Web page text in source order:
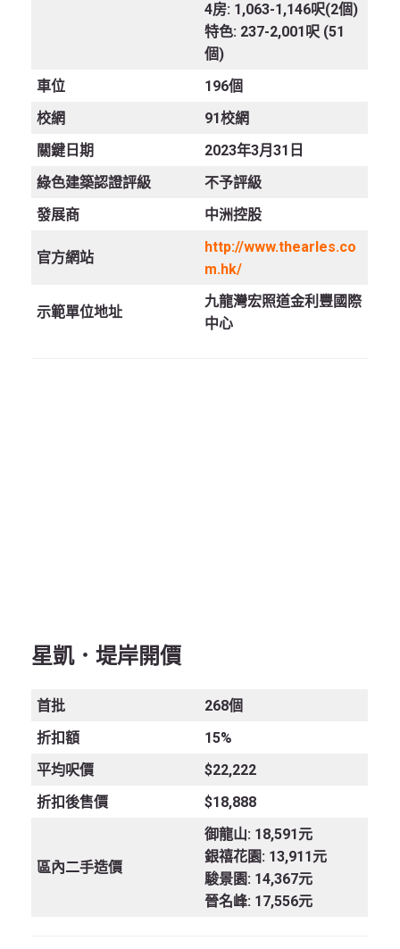
4房: 1,063-1,146呎(2個)
特色: 237-2,001呎 (51
個)
車位
196個
校網
91校網
關鍵日期
2023年3月31日
綠色建築認證評級
不予評級
發展商
中洲控股
官方網站
http://www.thearles.co
m.hk/
示範單位地址
九龍灣宏照道金利豐國際
中心
星凱．堤岸開價
首批
268個
折扣額
15%
平均呎價
$22,222
折扣後售價
$18,888
區內二手造價
御龍山: 18,591元
銀禧花園: 13,911元
駿景園: 14,367元
晉名峰: 17,556元